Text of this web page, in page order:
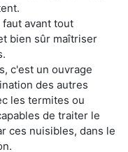
avant tout
bien sûr maîtriser
c'est un ouvrage
des autres
les termites ou
de traiter le
ces nuisibles, dans le